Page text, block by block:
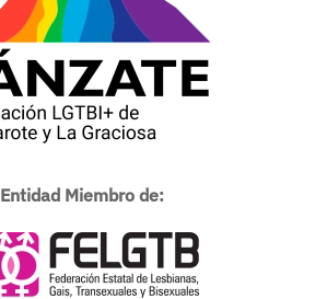
Entidad Miembro de: